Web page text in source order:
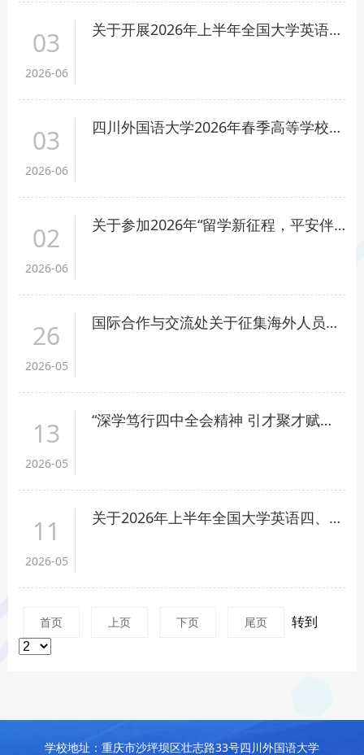
03
2026-06
关于开展2026年上半年全国大学英语四、六级考试工作的通知
03
2026-06
四川外国语大学2026年春季高等学校教师资格拟认定人员名单公示
02
2026-06
关于参加2026年“留学新征程，平安伴你行”平安留学行前培训会的通知
26
2026-05
国际合作与交流处关于征集海外人员安全应急处置与攻坚克难典型案例的通知
13
2026-05
“深学笃行四中全会精神 引才聚才赋能‘十五五’开局”主题征文通知
11
2026-05
关于2026年上半年全国大学英语四、六级口语（CET-SET）考试的通知
首页 上页 下页 尾页 转到
学校地址：重庆市沙坪坝区壮志路33号四川外国语大学